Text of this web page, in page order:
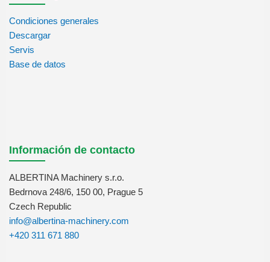
Condiciones generales
Descargar
Servis
Base de datos
Información de contacto
ALBERTINA Machinery s.r.o.
Bedrnova 248/6, 150 00, Prague 5
Czech Republic
info@albertina-machinery.com
+420 311 671 880